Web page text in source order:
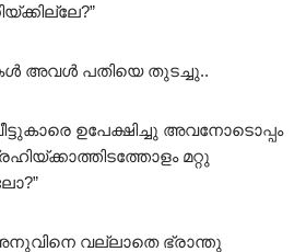
അവൾ പതിയെ തുടച്ചു..
ഉപേക്ഷിച്ചു അവനോടൊപ്പം
മറ്റു
വല്ലാതെ ഭ്രാന്തു